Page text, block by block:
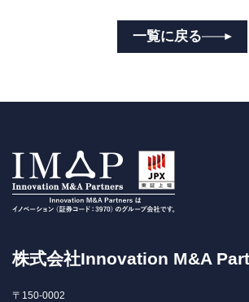
一覧に戻る
株式会社Innovation M&A
〒150-0002